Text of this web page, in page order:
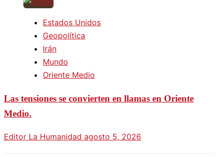
Estados Unidos
Geopolítica
Irán
Mundo
Oriente Medio
Las tensiones se convierten en llamas en Oriente
Medio.
Editor La Humanidad agosto 5, 2026